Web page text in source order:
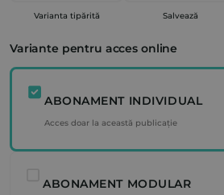
Varianta tipărită Salvează
Variante pentru acces online
ABONAMENT INDIVIDUAL
Acces doar la această publicație
ABONAMENT MODULAR